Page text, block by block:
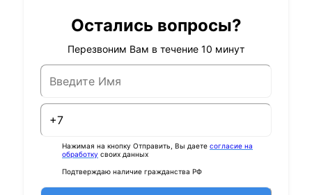
Остались вопросы?
Перезвоним Вам в течение 10 минут
Нажимая на кнопку Отправить, Вы даете согласие на
обработку своих данных
Подтверждаю наличие гражданства РФ